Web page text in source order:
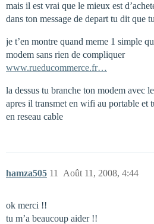
mais il est vrai que le mieux est
dans ton message de depart tu dit que
je t’en montre quand meme 1 simple
modem sans rien de compliquer
www.rueducommerce.fr…
la dessus tu branche ton modem avec
apres il transmet en wifi au portable et
en reseau cable
hamza505 Août 11, 2008, 4:44
11
ok merci !!
tu m’a beaucoup aider !!